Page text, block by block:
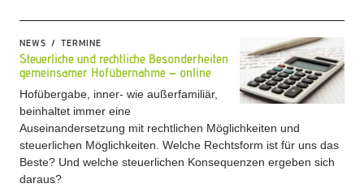
NEWS TERMINE
Steuerliche und rechtliche Besonderheiten
gemeinsamer Hofübernahme – online
Hofübergabe, inner- wie außerfamiliär,
beinhaltet immer eine
Auseinandersetzung mit rechtlichen Möglichkeiten und
steuerlichen Möglichkeiten. Welche Rechtsform ist für uns das
Beste? Und welche steuerlichen Konsequenzen ergeben sich
daraus?